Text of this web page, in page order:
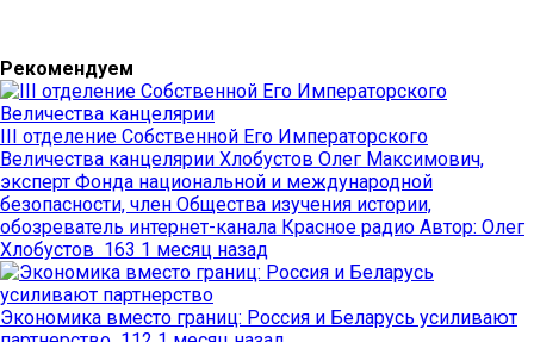
Рекомендуем
III отделение Собственной Его Императорского
Величества канцелярии Хлобустов Олег Максимович,
эксперт Фонда национальной и международной
безопасности, член Общества изучения истории,
обозреватель интернет-канала Красное радио Автор: Олег
Хлобустов 163 1 месяц назад
Экономика вместо границ: Россия и Беларусь усиливают